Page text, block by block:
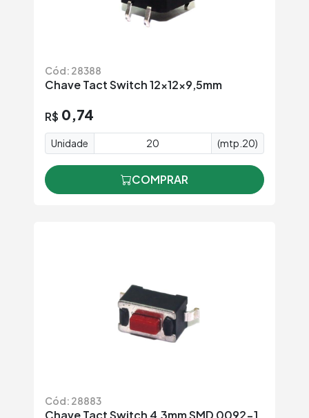
Cód: 28388
Chave Tact Switch 12x12x9,5mm
R$ 0,74
Unidade (mtp.20)
COMPRAR
Cód: 28883